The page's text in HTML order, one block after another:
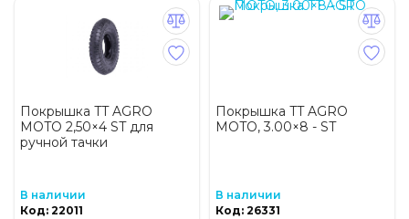
Покрышка TT AGRO
MOTO 2,50×4 ST для
ручной тачки
В наличии
Код: 22011
Покрышка TT AGRO
MOTO, 3.00×8 - ST
В наличии
Код: 26331